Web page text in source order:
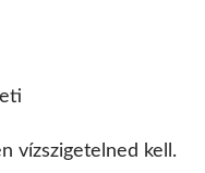
vízszigetelned kell.